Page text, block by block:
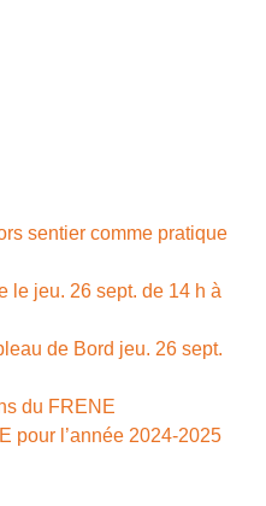
sentier comme pratique
le jeu. 26 sept. de 14 h à
de Bord jeu. 26 sept.
du FRENE
pour l’année 2024-2025